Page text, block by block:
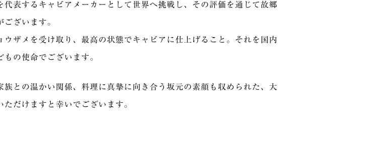
表するキャビアメーカーとして世界へ挑戦し、その評価を通じて故郷
ざいます。
ザメを受け取り、最高の状態でキャビアに仕上げること。それを国内
の使命でございます。
との温かい関係、料理に真摯に向き合う坂元の素顔も収められた、大
だけますと幸いでございます。